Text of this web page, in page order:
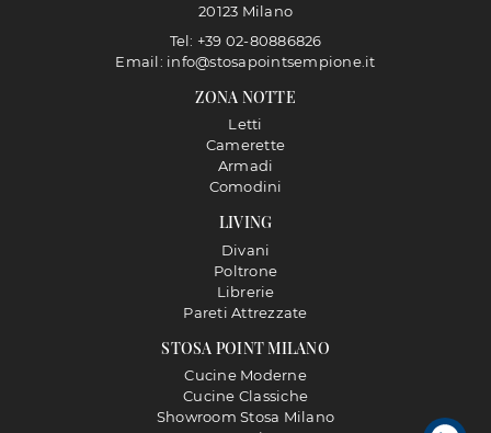
STOSA POINT MILANO
Cucine Moderne
Cucine Classiche
Showroom Stosa Milano
LIVING
Divani
Poltrone
Librerie
Pareti Attrezzate
ZONA NOTTE
Letti
Camerette
Armadi
Comodini
20123 Milano
Tel: +39 02-80886826
Email: info@stosapointsempione.it